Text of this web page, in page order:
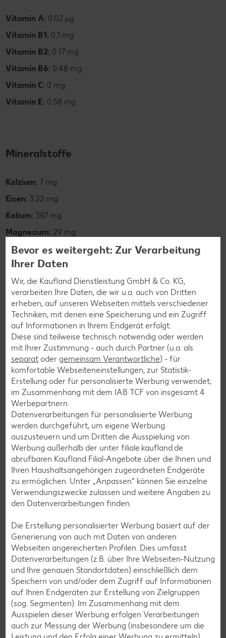
Vitamin A: 0.02 µg
Vitamin B1: 0.1 mg
Vitamin B2: 0.17 mg
Vitamin B6: 0.48 mg
Vitamin C: 0 mg
Vitamin E: 0.58 mg
Mineralstoffe
Kalzium: 7 mg
Eisen: 3.22 mg
Kalium: 387 mg
Magnesium: 29 mg
Natrium: 253 mg
Bevor es weitergeht: Zur Verarbeitung
Ihrer Daten
Wir, die Kaufland Dienstleistung GmbH & Co. KG,
verarbeiten Ihre Daten, die wir u.a. auch von Dritten
erheben, auf unseren Webseiten mittels verschiedener
Techniken, mit denen eine Speicherung und ein Zugriff
auf Informationen in Ihrem Endgerät erfolgt.
Diese sind teilweise technisch notwendig oder werden
mit Ihrer Zustimmung - auch durch Partner (u.a. als
separat oder gemeinsam Verantwortliche) - für
komfortable Webseiteneinstellungen, zur Statistik-
Erstellung oder für personalisierte Werbung verwendet;
im Zusammenhang mit dem IAB TCF von insgesamt 4
Werbepartnern.
Datenverarbeitungen für personalisierte Werbung
werden durchgeführt, um eigene Werbung
auszusteuern und um Dritten die Ausspielung von
Werbung außerhalb der unter filiale.kaufland.de
abrufbaren Kaufland Filial-Angebote über die Ihnen und
Ihren Haushaltsangehörigen zugeordneten Endgeräte
zu ermöglichen. Unter „Anpassen“ können Sie einzelne
Verwendungszwecke zulassen und weitere Angaben zu
den Datenverarbeitungen finden.
Die Erstellung personalisierter Werbung basiert auf der
Generierung von auch mit Daten von anderen
Webseiten angereicherten Profilen. Dies umfasst
Datenverarbeitungen (z.B. über Ihre Webseiten-Nutzung
und Ihre genauen Standortdaten) einschließlich dem
Speichern von und/oder dem Zugriff auf Informationen
auf Ihren Endgeräten zur Erstellung von Zielgruppen
(sog. Segmenten). Im Zusammenhang mit dem
Ausspielen dieser Werbung erfolgen Verarbeitungen
auch zur Messung der Werbung (insbesondere um die